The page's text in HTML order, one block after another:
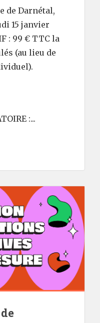
de Darnétal,
15 janvier
: 99 € TTC la
(au lieu de
:...